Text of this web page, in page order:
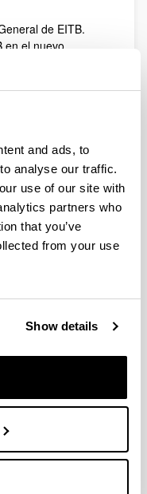
and ads, to
analyse our traffic.
use of our site with
partners who
that you’ve
from your use
Show details
de EITB.
en el nuevo
en un sector
. Presidente de
de
la vanguardia del
del sector
sostenido y
personales para
. Director del Hotel
de la Zona Norte
ciudad en